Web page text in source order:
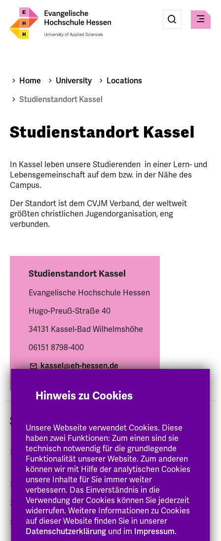
Suche
absenden
Home University
Locations
Studienstandort Kassel
Studienstandort Kassel
In Kassel leben unsere Studierenden in einer Lern- und
Lebensgemeinschaft auf dem bzw. in der Nähe des
Campus.
Der Standort ist dem CVJM Verband, der weltweit
größten christlichen Jugendorganisation, eng
verbunden.
Studienstandort Kassel
Evangelische Hochschule Hessen
Hugo-Preuß-Straße 40
34131 Kassel-Bad Wilhelmshöhe
06151 8798-400
kassel@eh-hessen.de
Studiengänge
Religions-, Gemeindepädagogik und Soziale Arbeit
(B.A.)
Soziale Arbeit (berufsbegleitender Bachelor)
Soziale Arbeit (praxisintegrierender Bachelor)
Soziale Arbeit für Heilerziehungspfleger:innen
(B.A.)
Hinweis zu Cookies
Unsere Webseite verwendet Cookies. Diese
haben zwei Funktionen: Zum einen sind sie
technisch notwendig für die grundlegende
Funktionalität unserer Website. Zum anderen
können wir mit Hilfe der analytischen Cookies
unsere Inhalte für Sie immer weiter
verbessern. Das Einverständnis in die
Verwendung der Cookies können Sie jederzeit
widerrufen. Weitere Informationen zu Cookies
auf dieser Website finden Sie in unserer
Datenschutzerklärung und im Impressum.